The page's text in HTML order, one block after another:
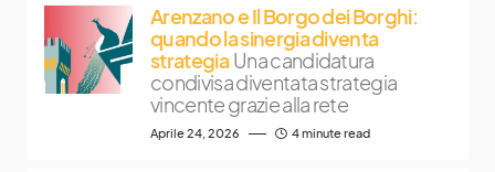
Arenzano e Il Borgo dei Borghi:
quando la sinergia diventa
strategia Una candidatura
condivisa diventata strategia
vincente grazie alla rete
Aprile 24, 2026 4 minute read